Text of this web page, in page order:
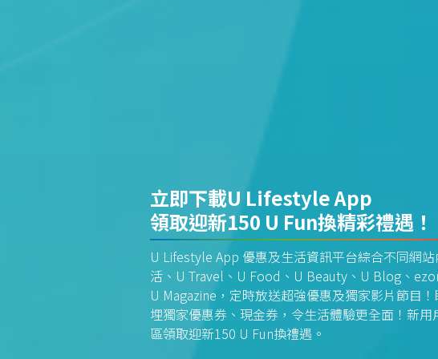
立即下載U Lifestyle App
領取迎新150 U Fun換精彩禮遇！
U Lifestyle App 優惠及生活資訊平台綜合不同網
活、U Travel、U Food、U Beauty、U Blog、
U Magazine，定時放送超強優惠及獨家影片節目
埋獨家優惠券、現金券，令生活體驗更全面！新
區領取迎新150 U Fun換禮遇。